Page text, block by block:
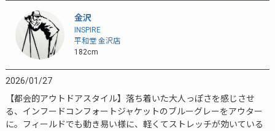
金沢
INSPIRE
平和堂 金沢店
182cm
2026/01/27
【都会的アウトドアスタイル】落ち着いた大人っぽさを感じさせ
る、インフードコンフォートジャケットのブルーグレーをアウター
に。フィールドでも動き易い様に、軽くてストレッチが効いている